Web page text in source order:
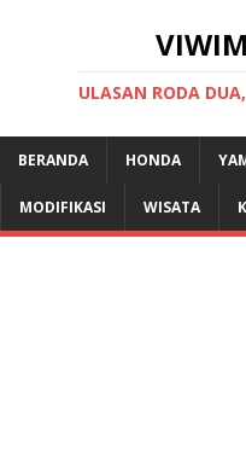
ULASAN RODA
BERANDA HONDA
MODIFIKASI WISATA